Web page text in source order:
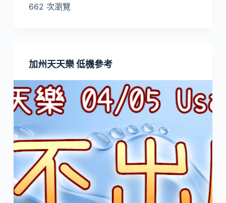
662 次瀏覽
加州天天樂 低機參考